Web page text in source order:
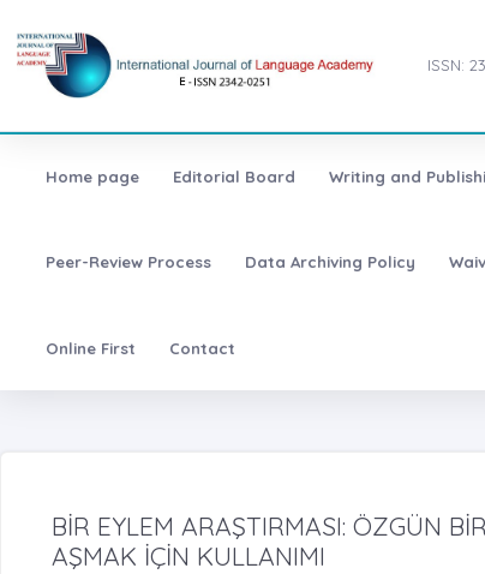
ISSN:
Home page Editorial Board Writing and
Peer-Review Process Data Archiving Policy
Online First Contact
BİR EYLEM ARAŞTIRMASI: ÖZGÜN
AŞMAK İÇİN KULLANIMI